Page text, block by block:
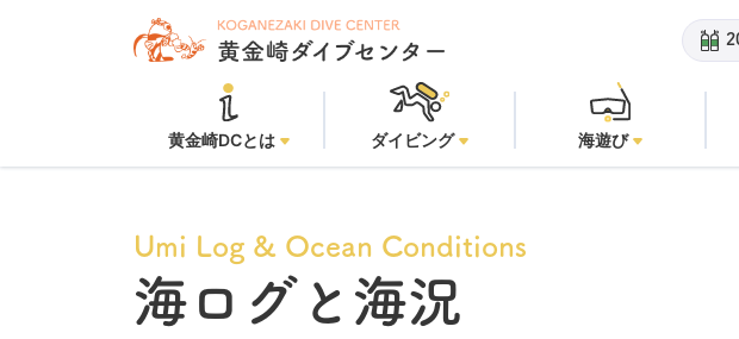
安良里ボート
黄金崎DCとは ダイビング 海遊び
Umi Log & Ocean Conditions
海ログと海況